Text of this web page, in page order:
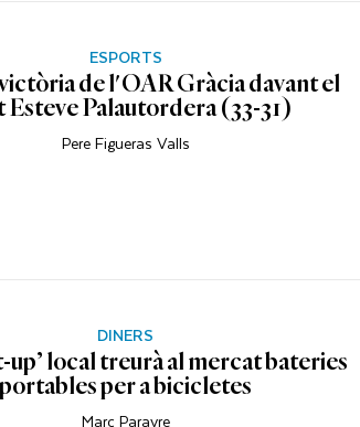
ESPORTS
de l'OAR Gràcia davant el
Esteve Palautordera (33-31)
Pere Figueras Valls
DINERS
up’ local treurà al mercat bateries
portables per a bicicletes
Marc Parayre